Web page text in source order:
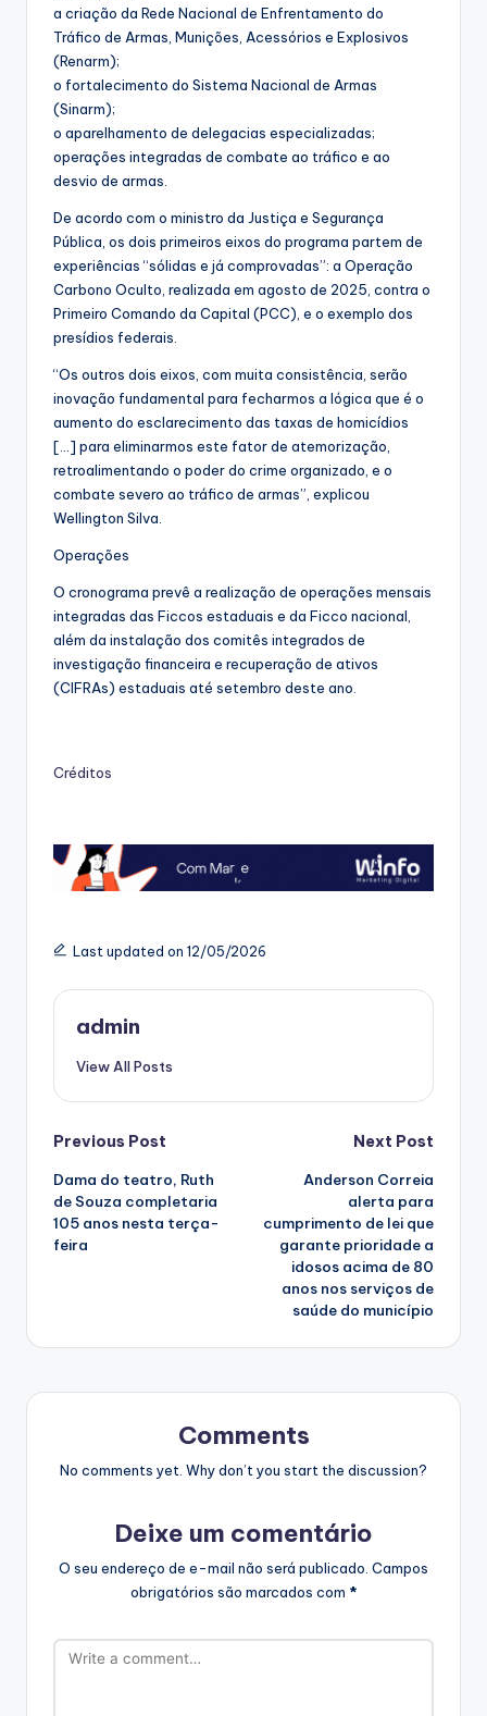
a criação da Rede Nacional de Enfrentamento do
Tráfico de Armas, Munições, Acessórios e Explosivos
(Renarm);
o fortalecimento do Sistema Nacional de Armas
(Sinarm);
o aparelhamento de delegacias especializadas;
operações integradas de combate ao tráfico e ao
desvio de armas.
De acordo com o ministro da Justiça e Segurança
Pública, os dois primeiros eixos do programa partem de
experiências “sólidas e já comprovadas”: a Operação
Carbono Oculto, realizada em agosto de 2025, contra o
Primeiro Comando da Capital (PCC), e o exemplo dos
presídios federais.
“Os outros dois eixos, com muita consistência, serão
inovação fundamental para fecharmos a lógica que é o
aumento do esclarecimento das taxas de homicídios
[…] para eliminarmos este fator de atemorização,
retroalimentando o poder do crime organizado, e o
combate severo ao tráfico de armas”, explicou
Wellington Silva.
Operações
O cronograma prevê a realização de operações mensais
integradas das Ficcos estaduais e da Ficco nacional,
além da instalação dos comitês integrados de
investigação financeira e recuperação de ativos
(CIFRAs) estaduais até setembro deste ano.
Créditos
Last updated on 12/05/2026
admin
View All Posts
Post
navigation
Previous Post
Dama do teatro, Ruth
de Souza completaria
105 anos nesta terça-
feira
Next Post
Anderson Correia
alerta para
cumprimento de lei que
garante prioridade a
idosos acima de 80
anos nos serviços de
saúde do município
Comments
No comments yet. Why don’t you start the discussion?
Deixe um comentário
O seu endereço de e-mail não será publicado. Campos
obrigatórios são marcados com *